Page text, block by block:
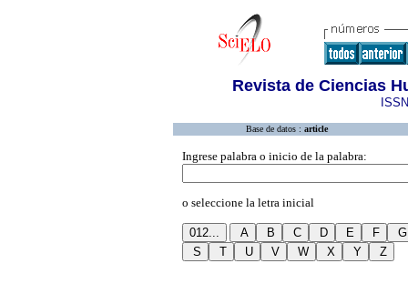
Revista de Ciencias
Base de datos : article
Ingrese palabra o inicio de la palabra:
o seleccione la letra inicial